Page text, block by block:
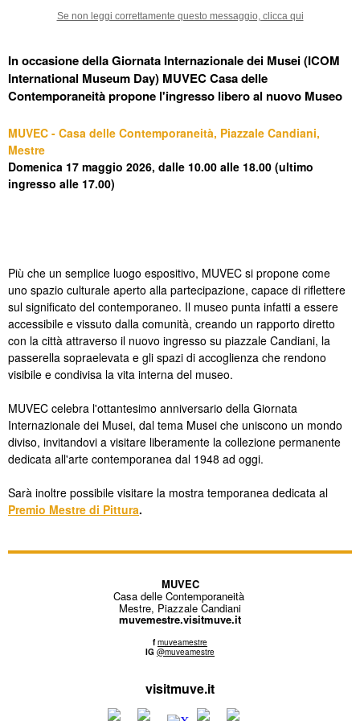
Se non leggi correttamente questo messaggio, clicca qui
In occasione della Giornata Internazionale dei Musei (ICOM
International Museum Day) MUVEC Casa delle
Contemporaneità propone l'ingresso libero al nuovo Museo
MUVEC - Casa delle Contemporaneità, Piazzale Candiani,
Mestre
Domenica 17 maggio 2026, dalle 10.00 alle 18.00 (ultimo
ingresso alle 17.00)
Più che un semplice luogo espositivo, MUVEC si propone come
uno spazio culturale aperto alla partecipazione, capace di riflettere
sul significato del contemporaneo. Il museo punta infatti a essere
accessibile e vissuto dalla comunità, creando un rapporto diretto
con la città attraverso il nuovo ingresso su piazzale Candiani, la
passerella sopraelevata e gli spazi di accoglienza che rendono
visibile e condivisa la vita interna del museo.
MUVEC celebra l'ottantesimo anniversario della Giornata
Internazionale dei Musei, dal tema Musei che uniscono un mondo
diviso, invitandovi a visitare liberamente la collezione permanente
dedicata all'arte contemporanea dal 1948 ad oggi.
Sarà inoltre possibile visitare la mostra temporanea dedicata al
Premio Mestre di Pittura.
MUVEC
Casa delle Contemporaneità
Mestre, Piazzale Candiani
muvemestre.visitmuve.it
f muveamestre
IG @muveamestre
visitmuve.it